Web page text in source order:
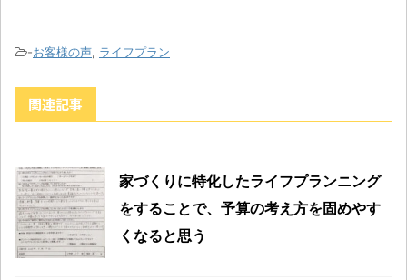
-お客様の声, ライフプラン
関連記事
家づくりに特化したライフプランニング
をすることで、予算の考え方を固めやす
くなると思う